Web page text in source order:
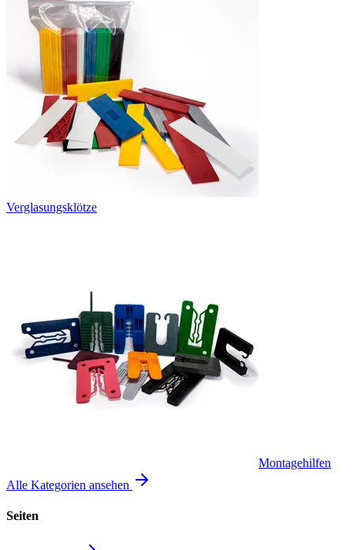
Verglasungsklötze
Montagehilfen
Alle Kategorien ansehen
Seiten